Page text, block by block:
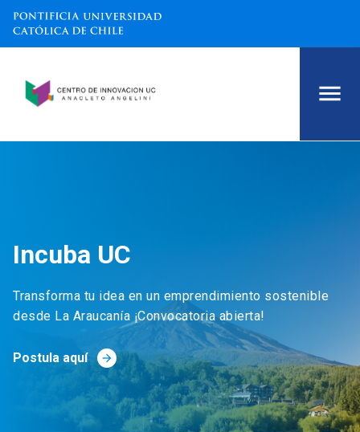
Incuba UC
Transforma tu idea en un emprendimiento sostenible
desde La Araucanía ¡Convocatoria abierta!
Postula aquí arrow_forward